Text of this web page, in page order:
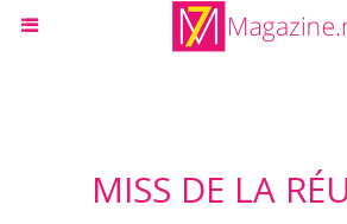
MISS DE LA